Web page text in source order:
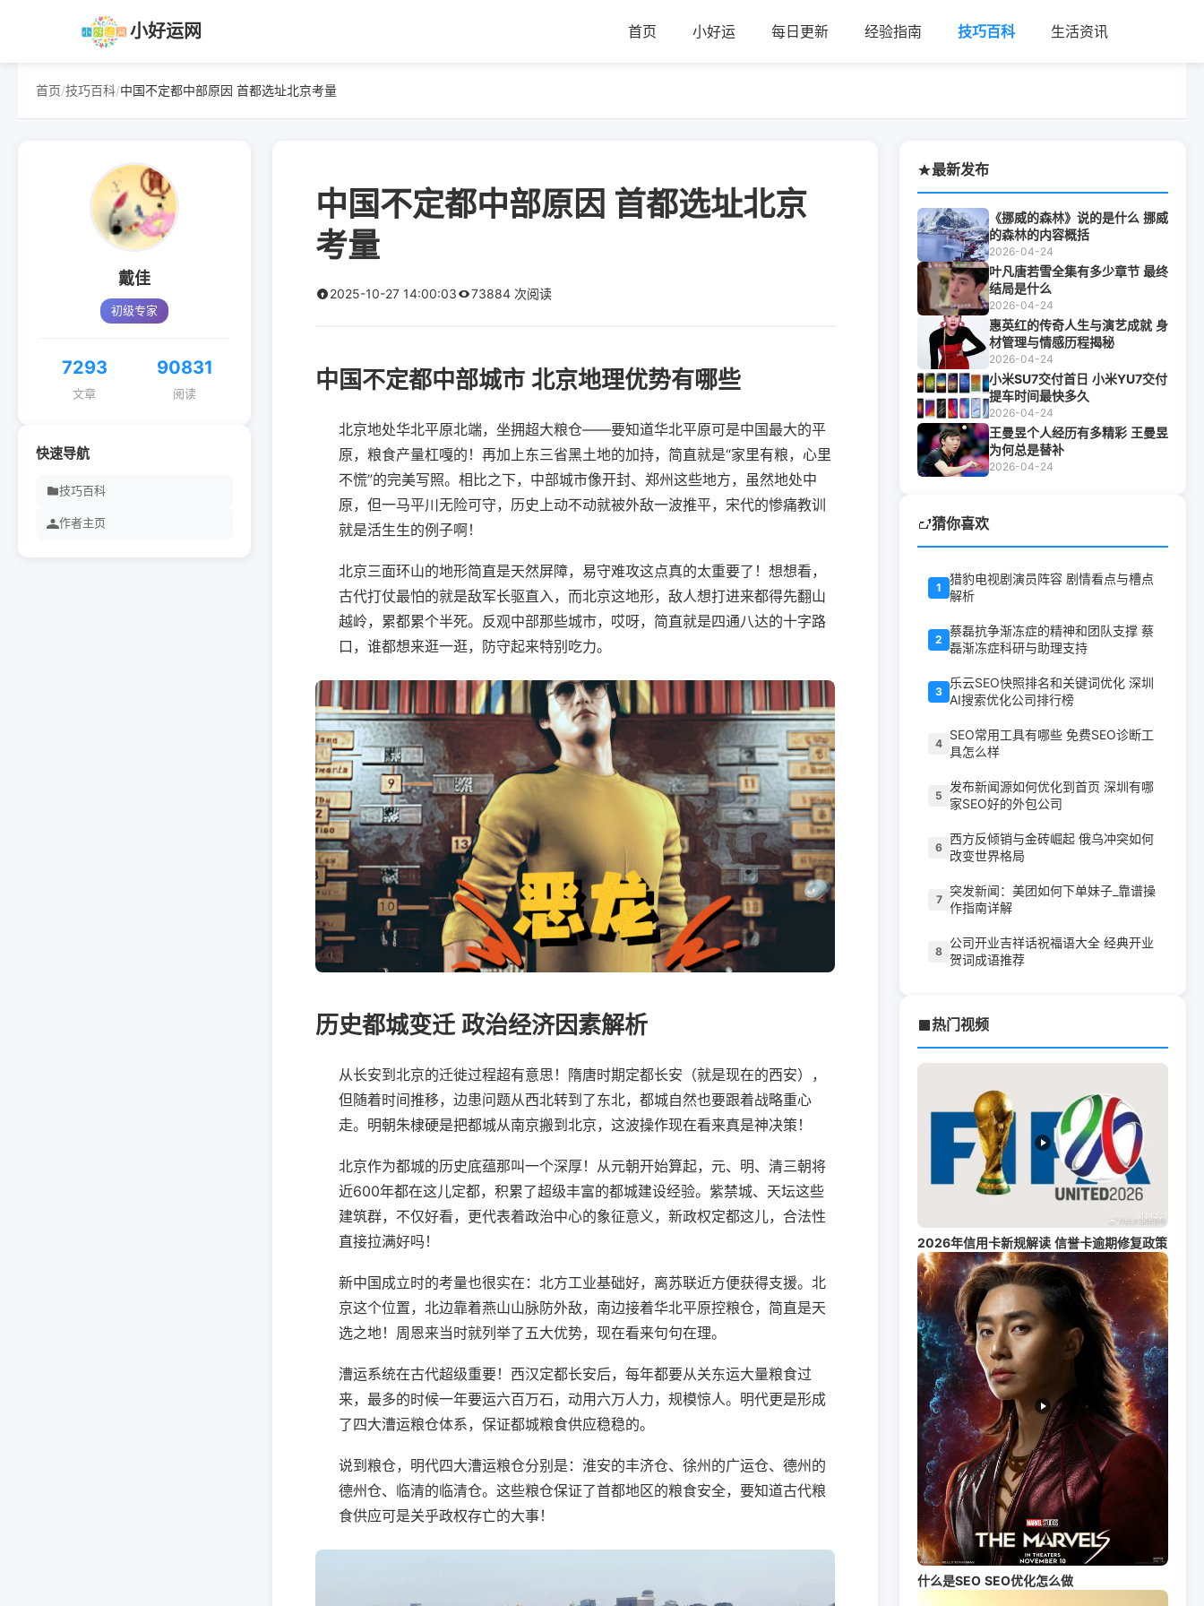
小好运网 首页 小好运 每日更新 经验指南 技巧百科 生活资讯
首页 /技巧百科/中国不定都中部原因 首都选址北京考量
戴佳
初级专家
7293
文章
90831
阅读
快速导航
技巧百科
作者主页
中国不定都中部原因 首都选址北京
考量
2025-10-27 14:00:03 73884 次阅读
中国不定都中部城市 北京地理优势有哪些
北京地处华北平原北端，坐拥超大粮仓——要知道华北平原可是中国最大的平
原，粮食产量杠嘎的！再加上东三省黑土地的加持，简直就是“家里有粮，心里
不慌”的完美写照。相比之下，中部城市像开封、郑州这些地方，虽然地处中
原，但一马平川无险可守，历史上动不动就被外敌一波推平，宋代的惨痛教训
就是活生生的例子啊！
北京三面环山的地形简直是天然屏障，易守难攻这点真的太重要了！想想看，
古代打仗最怕的就是敌军长驱直入，而北京这地形，敌人想打进来都得先翻山
越岭，累都累个半死。反观中部那些城市，哎呀，简直就是四通八达的十字路
口，谁都想来逛一逛，防守起来特别吃力。
历史都城变迁 政治经济因素解析
从长安到北京的迁徙过程超有意思！隋唐时期定都长安（就是现在的西安），
但随着时间推移，边患问题从西北转到了东北，都城自然也要跟着战略重心
走。明朝朱棣硬是把都城从南京搬到北京，这波操作现在看来真是神决策！
北京作为都城的历史底蕴那叫一个深厚！从元朝开始算起，元、明、清三朝将
近600年都在这儿定都，积累了超级丰富的都城建设经验。紫禁城、天坛这些
建筑群，不仅好看，更代表着政治中心的象征意义，新政权定都这儿，合法性
直接拉满好吗！
新中国成立时的考量也很实在：北方工业基础好，离苏联近方便获得支援。北
京这个位置，北边靠着燕山山脉防外敌，南边接着华北平原控粮仓，简直是天
选之地！周恩来当时就列举了五大优势，现在看来句句在理。
漕运系统在古代超级重要！西汉定都长安后，每年都要从关东运大量粮食过
来，最多的时候一年要运六百万石，动用六万人力，规模惊人。明代更是形成
了四大漕运粮仓体系，保证都城粮食供应稳稳的。
说到粮仓，明代四大漕运粮仓分别是：淮安的丰济仓、徐州的广运仓、德州的
德州仓、临清的临清仓。这些粮仓保证了首都地区的粮食安全，要知道古代粮
食供应可是关乎政权存亡的大事！
最新发布
《挪威的森林》说的是什么 挪威
的森林的内容概括
2026-04-24
叶凡唐若雪全集有多少章节 最终
结局是什么
2026-04-24
惠英红的传奇人生与演艺成就 身
材管理与情感历程揭秘
2026-04-24
小米SU7交付首日 小米YU7交付
提车时间最快多久
2026-04-24
王曼昱个人经历有多精彩 王曼昱
为何总是替补
2026-04-24
猜你喜欢
1
猎豹电视剧演员阵容 剧情看点与槽点
解析
2
蔡磊抗争渐冻症的精神和团队支撑 蔡
磊渐冻症科研与助理支持
3
乐云SEO快照排名和关键词优化 深圳
AI搜索优化公司排行榜
4
SEO常用工具有哪些 免费SEO诊断工
具怎么样
5
发布新闻源如何优化到首页 深圳有哪
家SEO好的外包公司
6
西方反倾销与金砖崛起 俄乌冲突如何
改变世界格局
7
突发新闻：美团如何下单妹子_靠谱操
作指南详解
8
公司开业吉祥话祝福语大全 经典开业
贺词成语推荐
热门视频
2026年信用卡新规解读 信誉卡逾期修复政策
什么是SEO SEO优化怎么做